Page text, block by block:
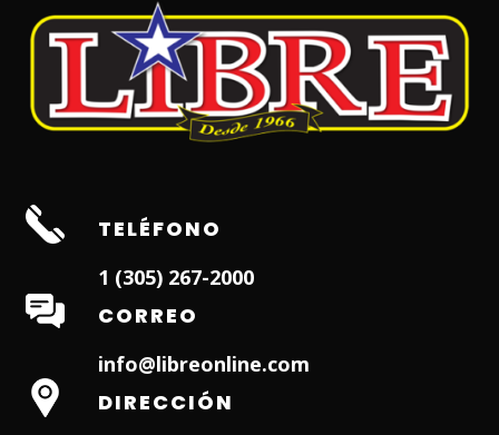
TELÉFONO
1 (305) 267-2000
CORREO
info@libreonline.com
DIRECCIÓN